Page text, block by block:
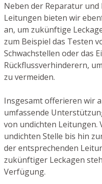
Neben der Reparatur
Leitungen bieten wir
an, um zukünftige
zum Beispiel das Testen
Schwachstellen oder das
Rückflussverhinderern,
zu vermeiden.
Insgesamt offerieren wir
umfassende
von undichten Leitungen.
undichten Stelle bis hin
der entsprechenden
zukünftiger Leckagen
Verfügung.